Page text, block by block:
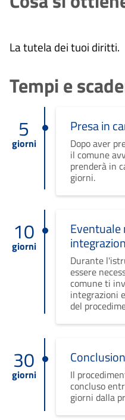
La tutela dei tuoi diritti.
Tempi e
5
giorni
Presa in
Dopo aver
il comune
prenderà in
giorni.
10
giorni
Eventuale
Durante
essere
comune ti
integrazioni
del
30
giorni Il
concluso
giorni dalla